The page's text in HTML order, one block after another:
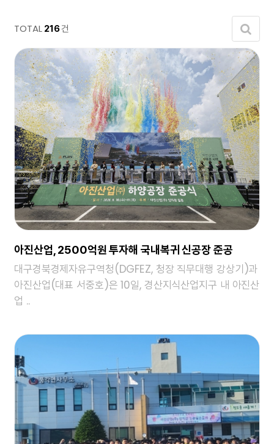
TOTAL 216건
아진산업, 2500억원 투자해 국내복귀 신공장 준공
대구경북경제자유구역청(DGFEZ, 청장 직무대행 강상기)과
아진산업(대표 서중호)은 10일, 경산지식산업지구 내 아진산
업 ..